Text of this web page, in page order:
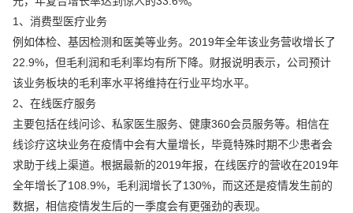
1、消费型医疗业务
例如体检、基因检测和医美等业务。2019年全年该业务营收增长了
22.9%，但毛利润和毛利率均有所下降。财报说明表示，公司预计
该业务板块的毛利率水平将维持在行业平均水平。
2、在线医疗服务
主要包括在线问诊、私家医生服务、健康360会员服务等。相信在
线诊疗这块业务在疫情中会有大量增长，毕竟特殊时期不少患者会
求助于线上渠道。根据最新的2019年报，在线医疗的营收在2019年
全年增长了108.9%，毛利润增长了130%，而这还是疫情发生前的
数据，相信疫情发生后的一季度会有更强劲的表现。